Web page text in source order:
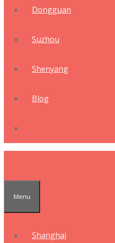
Dongguan
Suzhou
Shenyang
Blog
Menu
Shanghai